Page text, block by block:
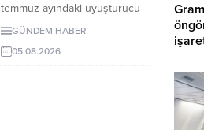
temmuz ayındaki uyuşturucu
operasyonlarında 243 şüpheli
tutuklandı.
GÜNDEM HABER
05.08.2026